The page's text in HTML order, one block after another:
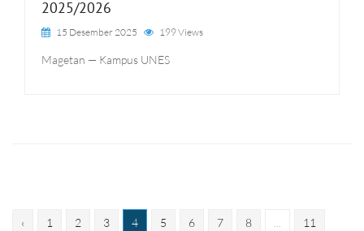
2025/2026
15 Desember 2025 199 Views
Magetan — Kampus UNES
‹ 1 2 3 4 5 6 7 8
11